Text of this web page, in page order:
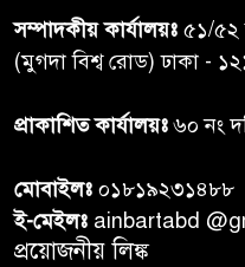
বিতরণ
৮
সম্পাদকীয় কার্যালয়ঃ ৫১/৫২
(মুগদা বিশ্ব রোড) ঢাকা -
প্রাকাশিত কার্যালয়ঃ৬০ নং
মোবাইলঃ ০১৮১৯২৩১৪৮৮
ই-মেইলঃ ainbartabd
প্রয়োজনীয় লিঙ্ক